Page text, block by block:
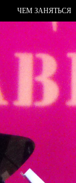
ЧЕМ ЗАНЯТЬСЯ